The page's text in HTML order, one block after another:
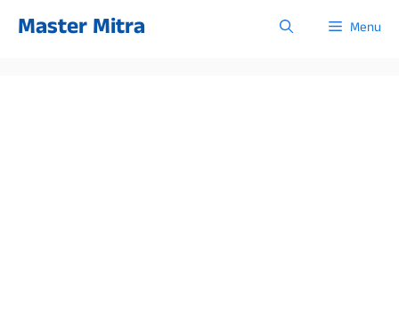
Master Mitra Menu